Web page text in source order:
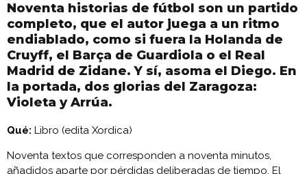
Noventa historias de fútbol son un partido
completo, que el autor juega a un ritmo
endiablado, como si fuera la Holanda de
Cruyff, el Barça de Guardiola o el Real
Madrid de Zidane. Y sí, asoma el Diego. En
la portada, dos glorias del Zaragoza:
Violeta y Arrúa.
Qué: Libro (edita Xordica)
Noventa textos que corresponden a noventa minutos,
añadidos aparte por pérdidas deliberadas de tiempo. El